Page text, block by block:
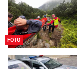
FOTO